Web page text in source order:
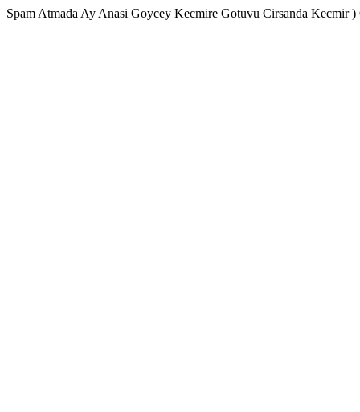
Spam Atmada Ay Anasi Goycey Kecmire Gotuvu Cirsanda